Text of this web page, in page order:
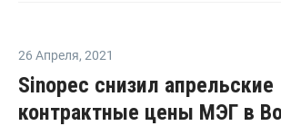
26 Апреля, 2021
Sinopec снизил апрельские
контрактные цены МЭГ в